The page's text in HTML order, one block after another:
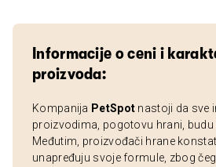
Informacije o ceni i
proizvoda:
Kompanija PetSpot nastoji da sve
proizvodima, pogotovu hrani, budu
Međutim, proizvođači hrane
unapređuju svoje formule, zbog